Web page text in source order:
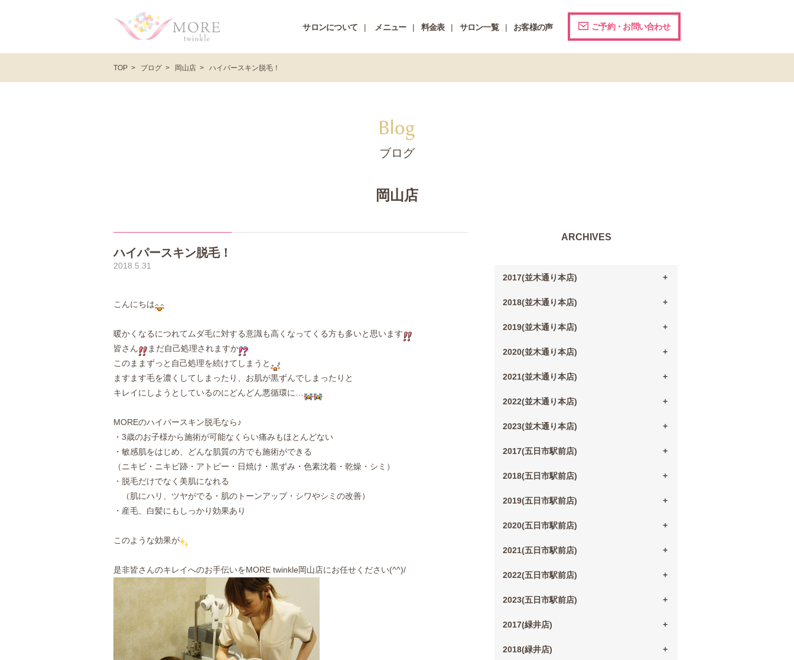
サロンについて メニュー 料金表 サロン一覧 お客様の声 ご予約・お問い合わせ
TOP ブログ 岡山店 ハイパースキン脱毛！
ブログ
岡山店
ハイパースキン脱毛！
2018.5.31
こんにちは
暖かくなるにつれてムダ毛に対する意識も高くなってくる方も多いと思います
皆さん
まだ自己処理されますか
このままずっと自己処理を続けてしまうと
ますます毛を濃くしてしまったり、お肌が黒ずんでしまったりと
キレイにしようとしているのにどんどん悪循環に…
MOREのハイパースキン脱毛なら♪
・3歳のお子様から施術が可能なくらい痛みもほとんどない
・敏感肌をはじめ、どんな肌質の方でも施術ができる
（ニキビ・ニキビ跡・アトピー・日焼け・黒ずみ・色素沈着・乾燥・シミ）
・脱毛だけでなく美肌になれる
（肌にハリ、ツヤがでる・肌のトーンアップ・シワやシミの改善）
・産毛、白髪にもしっかり効果あり
このような効果が
是非皆さんのキレイへのお手伝いをMORE twinkle岡山店にお任せください(^^)/
ARCHIVES
2017(並木通り本店)
2018(並木通り本店)
2019(並木通り本店)
2020(並木通り本店)
2021(並木通り本店)
2022(並木通り本店)
2023(並木通り本店)
2017(五日市駅前店)
2018(五日市駅前店)
2019(五日市駅前店)
2020(五日市駅前店)
2021(五日市駅前店)
2022(五日市駅前店)
2023(五日市駅前店)
2017(緑井店)
2018(緑井店)